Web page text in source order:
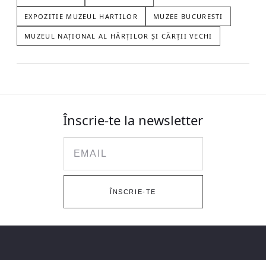
EXPOZITIE MUZEUL HARTILOR MUZEE BUCURESTI
MUZEUL NAȚIONAL AL HĂRȚILOR ȘI CĂRȚII VECHI
Înscrie-te la newsletter
ÎNSCRIE-TE